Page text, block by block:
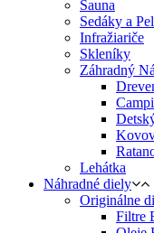
Sauna
Sedáky a
Infražiariče
Skleníky
Záhradný
Lehátka
Náhradné diely
Originálne
Filtre